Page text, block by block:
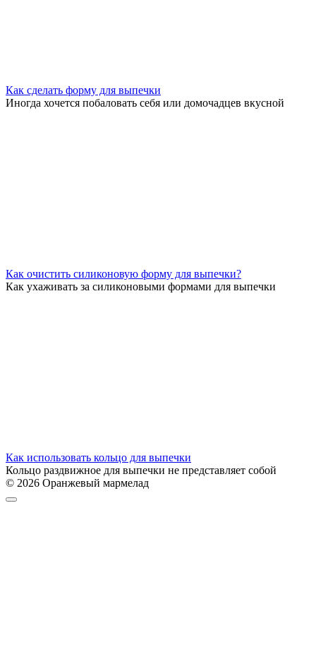
Как сделать форму для выпечки
Иногда хочется побаловать себя или домочадцев вкусной
Как очистить силиконовую форму для выпечки?
Как ухаживать за силиконовыми формами для выпечки
Как использовать кольцо для выпечки
Кольцо раздвижное для выпечки не представляет собой
© 2026 Оранжевый мармелад